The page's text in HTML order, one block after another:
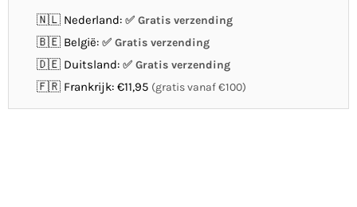
🇳🇱 Nederland: Gratis verzending
🇧🇪 België: Gratis verzending
🇩🇪 Duitsland: Gratis verzending
🇫🇷 Frankrijk: €11,95 (gratis vanaf €100)